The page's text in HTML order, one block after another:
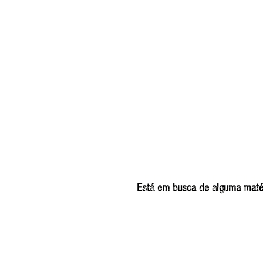
Está em busca de alguma
CNPJ/PIX: